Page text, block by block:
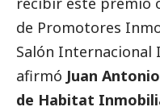
de Promotores
Salón Internacional
afirmó Juan
de Habitat